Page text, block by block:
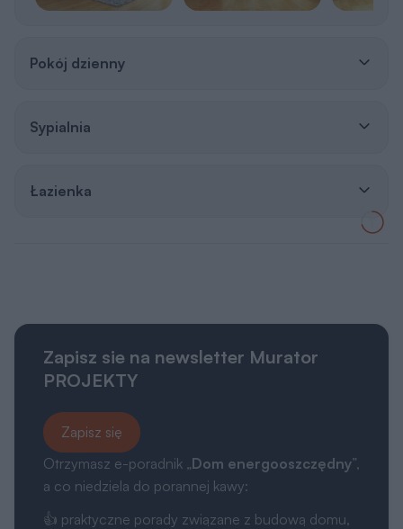
Pokój dzienny
Sypialnia
Łazienka
Zapisz sie na newsletter Murator
PROJEKTY
Zapisz się
Otrzymasz e-poradnik „Dom energooszczędny”,
a co niedziela do porannej kawy:
👍 praktyczne porady związane z budową domu,